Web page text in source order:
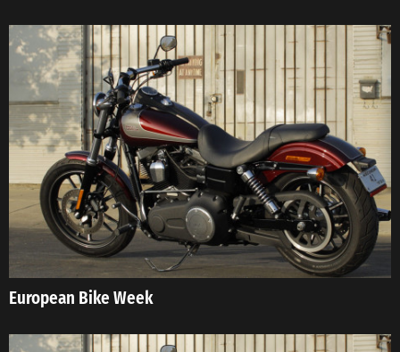
European Bike Week